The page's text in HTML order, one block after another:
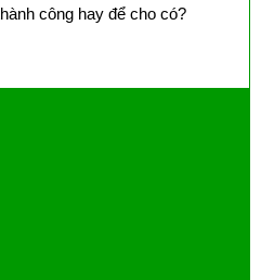
công hay để cho có?